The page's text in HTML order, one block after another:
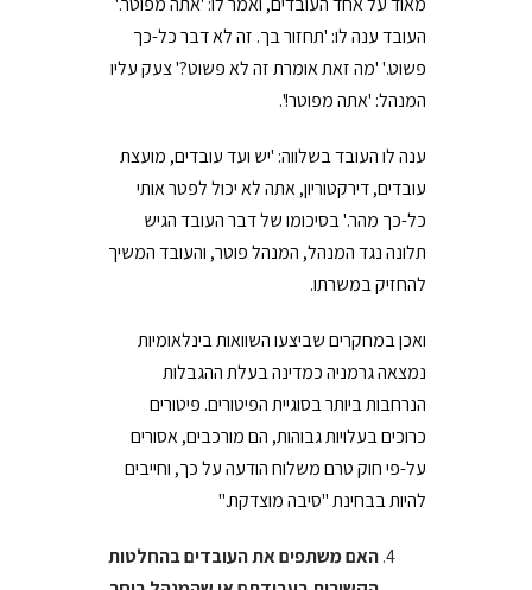
העובד ענה לו: 'תחזור בך. זה לא דבר כל-כך
פשוט.' 'מה זאת אומרת זה לא פשוט?' צעק עליו
המנהל: 'אתה מפוטר!'.
ענה לו העובד בשלווה: 'יש ועד עובדים, מועצת
עובדים, דירקטוריון, אתה לא יכול לפטר אותי
כל-כך מהר.' בסיכומו של דבר העובד הגיש
תלונה נגד המנהל, המנהל פוטר, והעובד המשיך
להחזיק במשרתו.
ואכן במחקרים שביצעו השוואות בינלאומיות
נמצאה גרמניה כמדינה בעלת ההגבלות
הנרחבות ביותר בסוגיית הפיטורים. פיטורים
כרוכים בעלויות גבוהות, הם מורכבים, אסורים
על-פי חוק טרם משלוח הודעה על כך, וחייבים
להיות בבחינת "סיבה מוצדקת."
האם משתפים את העובדים בהחלטות